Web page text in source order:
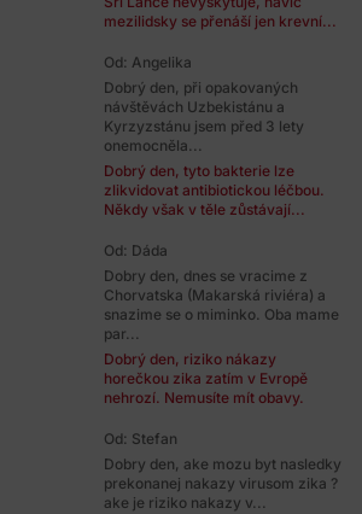
mezilidsky se přenáší jen krevní...
Od: Angelika
Dobrý den, při opakovaných
návštěvách Uzbekistánu a
Kyrzyzstánu jsem před 3 lety
onemocněla...
Dobrý den, tyto bakterie lze
zlikvidovat antibiotickou léčbou.
Někdy však v těle zůstávají...
Od: Dáda
Dobry den, dnes se vracime z
Chorvatska (Makarská riviéra) a
snazime se o miminko. Oba mame
par...
Dobrý den, riziko nákazy
horečkou zika zatím v Evropě
nehrozí. Nemusíte mít obavy.
Od: Stefan
Dobry den, ake mozu byt nasledky
prekonanej nakazy virusom zika ?
ake je riziko nakazy v...